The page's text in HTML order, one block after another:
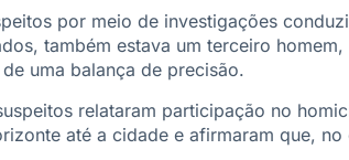
por meio de investigações
também estava um terceiro
uma balança de precisão.
relataram participação no
até a cidade e afirmaram que,